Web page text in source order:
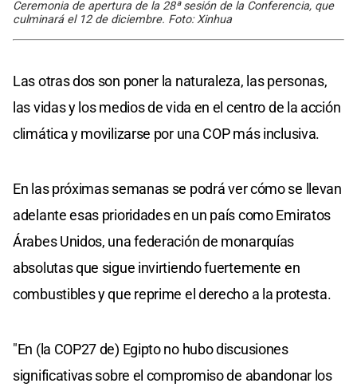
Ceremonia de apertura de la 28ª sesión de la Conferencia, que
culminará el 12 de diciembre. Foto: Xinhua
Las otras dos son poner la naturaleza, las personas,
las vidas y los medios de vida en el centro de la acción
climática y movilizarse por una COP más inclusiva.
En las próximas semanas se podrá ver cómo se llevan
adelante esas prioridades en un país como Emiratos
Árabes Unidos, una federación de monarquías
absolutas que sigue invirtiendo fuertemente en
combustibles y que reprime el derecho a la protesta.
"En (la COP27 de) Egipto no hubo discusiones
significativas sobre el compromiso de abandonar los